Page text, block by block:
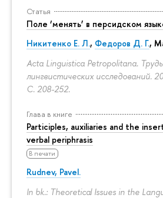
Статья
Поле ‘менять’ в персидском
Никитенко Е. Л., Федоров Д. Г.,
Acta Linguistica Petropolitana.
лингвистических исследований.
С. 208-252.
Глава в книге
Participles, auxiliaries and the
verbal periphrasis
В печати
Rudnev, Pavel.
In bk.: Theoretical Issues in the